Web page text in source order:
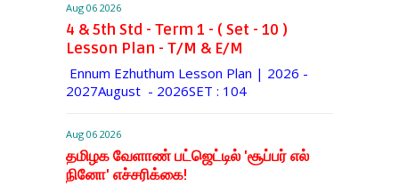
Aug 06 2026
4 & 5th Std - Term 1 - ( Set - 10 )
Lesson Plan - T/M & E/M
Ennum Ezhuthum Lesson Plan | 2026 -
2027August - 2026SET : 104
Aug 06 2026
தமிழக வேளாண் பட்ஜெட்டில் 'சூப்பர் எல்
நினோ' எச்சரிக்கை!